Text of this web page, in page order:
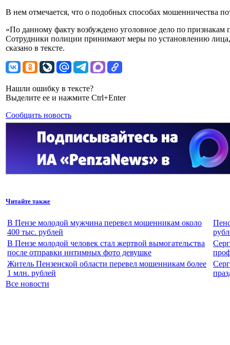
В нем отмечается, что о подобных способах мошенничества
«По данному факту возбуждено уголовное дело по
Сотрудники полиции принимают меры по установлению
сказано в тексте.
Нашли ошибку в тексте?
Выделите ее и нажмите Ctrl+Enter
Сообщить новость
Читайте также
В Пензе молодой мужчина перевел мошенникам около
400 тыс. рублей
В Пензе молодой человек стал жертвой вымогательства
после отправки интимных фото девушке
Житель Пензенской области перевел мошенникам более
1 млн. рублей
Все новости